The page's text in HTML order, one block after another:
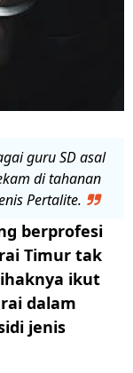
guru SD asal
di tahanan
Pertalite.
berprofesi
Timur tak
ikut
dalam
jenis